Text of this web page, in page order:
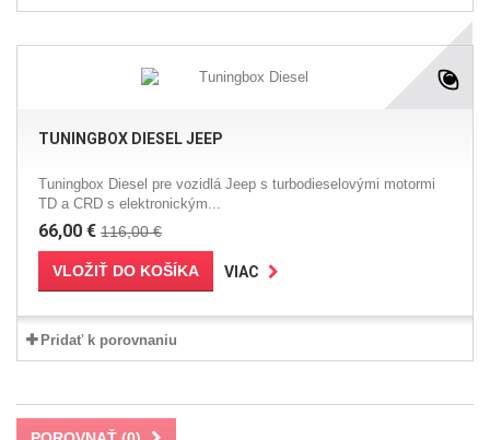
TUNINGBOX DIESEL JEEP
Tuningbox Diesel pre vozidlá Jeep s turbodieselovými motormi
TD a CRD s elektronickým...
66,00 € 116,00 €
VLOŽIŤ DO KOŠÍKA VIAC
Pridať k porovnaniu